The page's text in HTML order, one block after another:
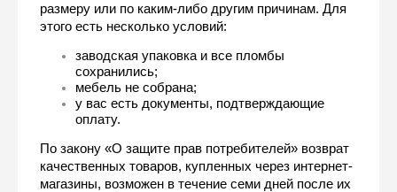
размеру или по каким-либо другим причинам. Для
этого есть несколько условий:
заводская упаковка и все пломбы
сохранились;
мебель не собрана;
у вас есть документы, подтверждающие
оплату.
По закону «О защите прав потребителей» возврат
качественных товаров, купленных через интернет-
магазины, возможен в течение семи дней после их